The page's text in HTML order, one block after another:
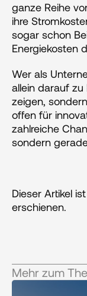
ganze Reihe
ihre
sogar schon
Energiekosten
Wer als
allein darauf
zeigen,
offen für
zahlreiche
sondern
Dieser Artikel
erschienen.
Mehr zum